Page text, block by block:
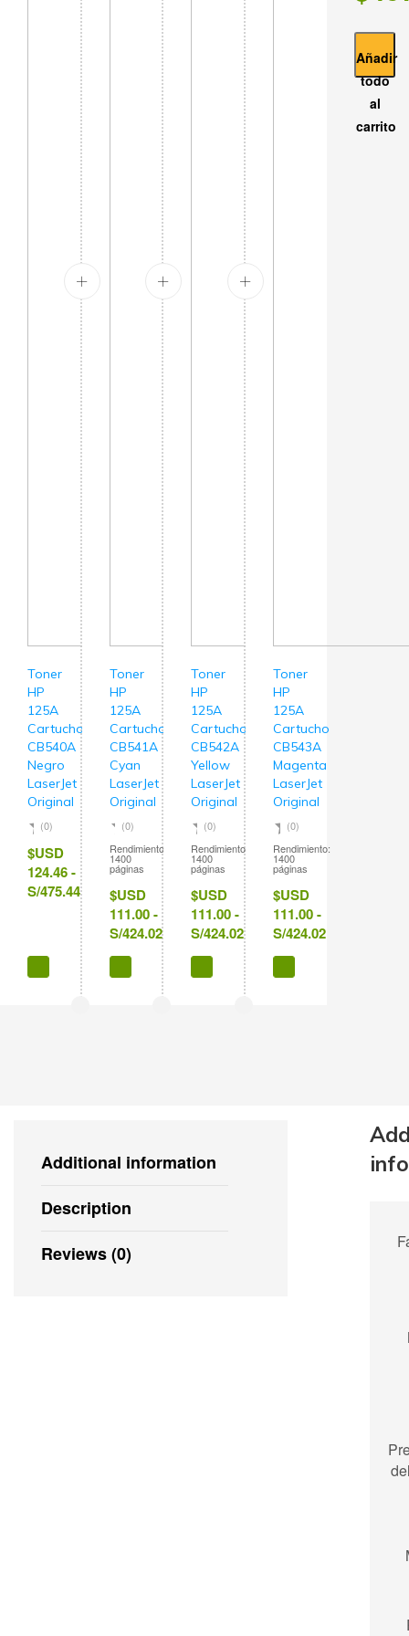
Toner
HP
125A
Cartucho
CB540A
Negro
LaserJet
Original
(0)
$USD
124.46 -
S/475.44
Toner
HP
125A
Cartucho
CB541A
Cyan
LaserJet
Original
(0)
Rendimiento:
1400
páginas
$USD
111.00 -
S/424.02
Toner
HP
125A
Cartucho
CB542A
Yellow
LaserJet
Original
(0)
Rendimiento:
1400
páginas
$USD
111.00 -
S/424.02
Toner
HP
125A
Cartucho
CB543A
Magenta
LaserJet
Original
(0)
Rendimiento:
1400
páginas
$USD
111.00 -
S/424.02
Añadir
todo
al
carrito
Additional information
Description
Reviews (0)